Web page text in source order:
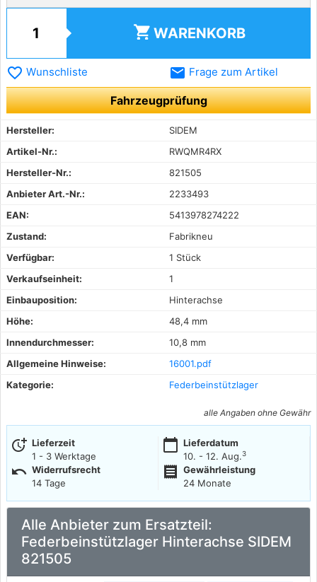
shopping_cart WARENKORB
favorite_border Wunschliste email Frage zum Artikel
Fahrzeugprüfung
Hersteller:
SIDEM
Artikel-Nr.:
RWQMR4RX
Hersteller-Nr.:
821505
Anbieter Art.-Nr.:
2233493
EAN:
5413978274222
Zustand:
Fabrikneu
Verfügbar:
1 Stück
Verkaufseinheit:
1
Einbauposition:
Hinterachse
Höhe:
48,4 mm
Innendurchmesser:
10,8 mm
Allgemeine Hinweise:
16001.pdf
Kategorie:
Federbeinstützlager
alle Angaben ohne Gewähr
more_time Lieferzeit
1 - 3 Werktage
calendar_today Lieferdatum
10. - 12. Aug.3
undo Widerrufsrecht
14 Tage
receipt
Gewährleistung
24 Monate
Alle Anbieter zum Ersatzteil:
Federbeinstützlager Hinterachse SIDEM
821505